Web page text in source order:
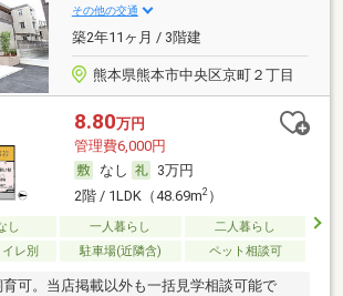
その他の交通
築2年11ヶ月 / 3階建
熊本県熊本市中央区京町２丁目
8.80万円
管理費6,000円
なし
3万円
2階 / 1LDK（48.69m2）
し 一人暮らし
二人暮らし
レ別
駐車場(近隣含) ペット相談可
可。当店掲載以外も一括見学相談可能で